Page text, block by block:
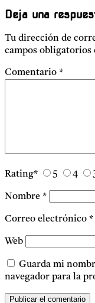
Deja una
Tu dirección de
campos obligatorios
Comentario *
Rating* 5 4
Nombre *
Correo electrónico *
Web
Guarda mi
navegador para la